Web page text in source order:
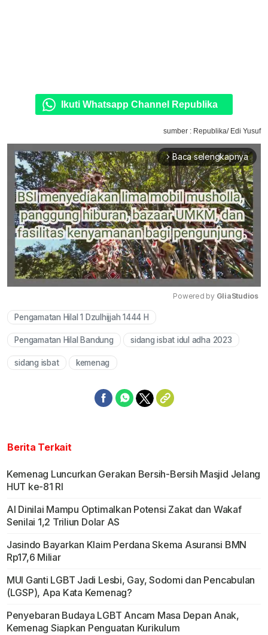
Ikuti Whatsapp Channel Republika
sumber : Republika/ Edi Yusuf
arrow_forward_ios Baca selengkapnya
Powered by GliaStudios
Pengamatan Hilal 1 Dzulhijjah 1444 H
Pengamatan Hilal Bandung sidang isbat idul adha 2023
sidang isbat kemenag
Berita Terkait
Kemenag Luncurkan Gerakan Bersih-Bersih Masjid Jelang
HUT ke-81 RI
AI Dinilai Mampu Optimalkan Potensi Zakat dan Wakaf
Senilai 1,2 Triliun Dolar AS
Jasindo Bayarkan Klaim Perdana Skema Asuransi BMN
Rp17,6 Miliar
MUI Ganti LGBT Jadi Lesbi, Gay, Sodomi dan Pencabulan
(LGSP), Apa Kata Kemenag?
Penyebaran Budaya LGBT Ancam Masa Depan Anak,
Kemenag Siapkan Penguatan Kurikulum